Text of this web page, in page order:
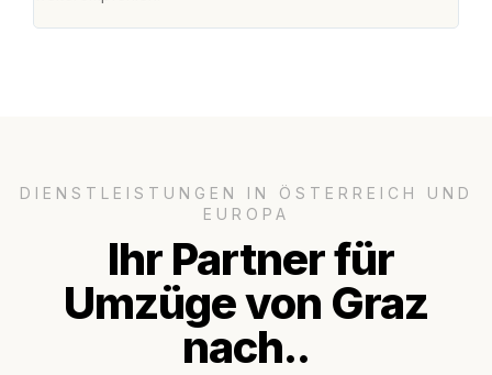
DIENSTLEISTUNGEN IN ÖSTERREICH UND
EUROPA
Ihr Partner für
Umzüge von Graz
nach..